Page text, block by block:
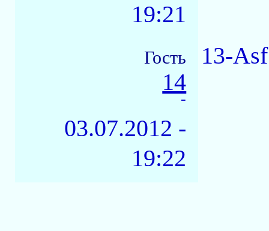
19:21
Гость
14
-
03.07.2012 -
19:22
13-